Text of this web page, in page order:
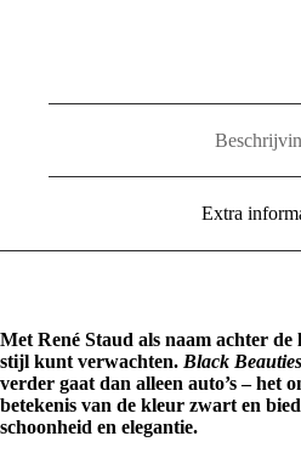
Extra
Met René Staud als naam achter
stijl kunt verwachten. Black Beauties
verder gaat dan alleen auto’s – het
betekenis van de kleur zwart en
schoonheid en elegantie.